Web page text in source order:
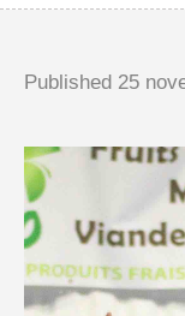
Published 25